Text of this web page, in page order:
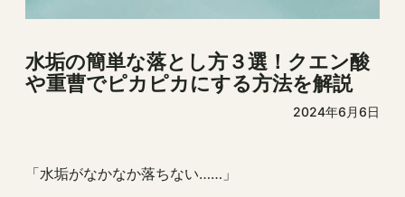
水垢の簡単な落とし方３選！クエン酸
や重曹でピカピカにする方法を解説
2024年6月6日
「水垢がなかなか落ちない……」